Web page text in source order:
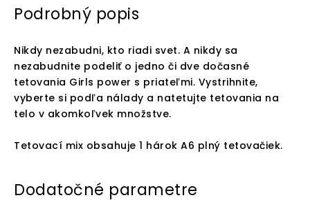
Podrobný popis
Nikdy nezabudni, kto riadi svet. A nikdy sa
nezabudnite podeliť o jedno či dve dočasné
tetovania Girls power s priateľmi. Vystrihnite,
vyberte si podľa nálady a natetujte tetovania na
telo v akomkoľvek množstve.
Tetovací mix obsahuje 1 hárok A6 plný tetovačiek.
Dodatočné parametre